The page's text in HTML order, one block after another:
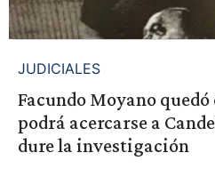
JUDICIALES
Facundo Moyano
podrá acercarse a
dure la investigación